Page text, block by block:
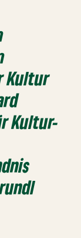
Kultur
Kultur-